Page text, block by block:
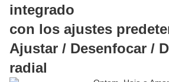
integrado
con los ajustes
Ajustar / Desenfocar /
radial